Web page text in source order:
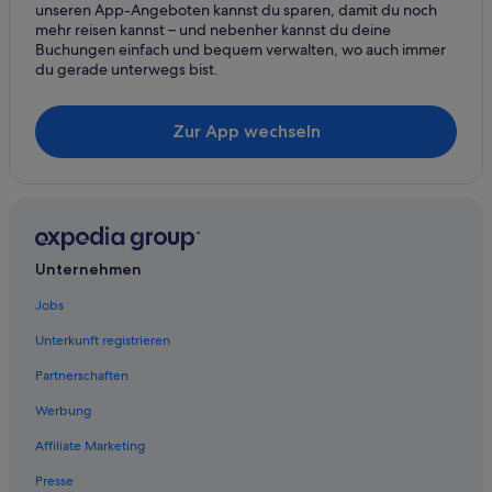
Lindner Hotels in Stadtzentrum von Mainz
Wohnungen in Rheinland-Pfalz
Hotels mit Sauna in Mainz
Centro Hotels in Altstadt Mainz
Stadtzentrum von Mainz Hotels
Hotels mit Parkplatz in Altstadt Mainz
unseren App-Angeboten kannst du sparen, damit du noch
mehr reisen kannst – und nebenher kannst du deine
Buchungen einfach und bequem verwalten, wo auch immer
du gerade unterwegs bist.
Zur App wechseln
Unternehmen
Jobs
Unterkunft registrieren
Partnerschaften
Werbung
Affiliate Marketing
Presse